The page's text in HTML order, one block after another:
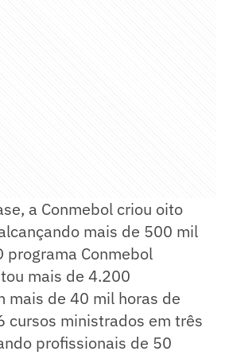
a Conmebol criou oito
mais de 500 mil
programa Conmebol
mais de 4.200
mais de 40 mil horas de
cursos ministrados em três
profissionais de 50